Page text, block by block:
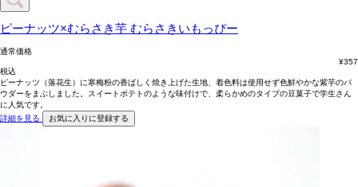
ピーナッツ×むらさき芋 むらさきいもっぴー
通常価格
¥357
税込
ピーナッツ（落花生）に寒梅粉の香ばしく焼き上げた生地、着色料は使用せず色鮮やかな紫芋のパ
ウダーをまぶしました。スイートポテトのような味付けで、柔らかめのタイプの豆菓子で学生さん
に人気です。
詳細を見る
お気に入りに登録する